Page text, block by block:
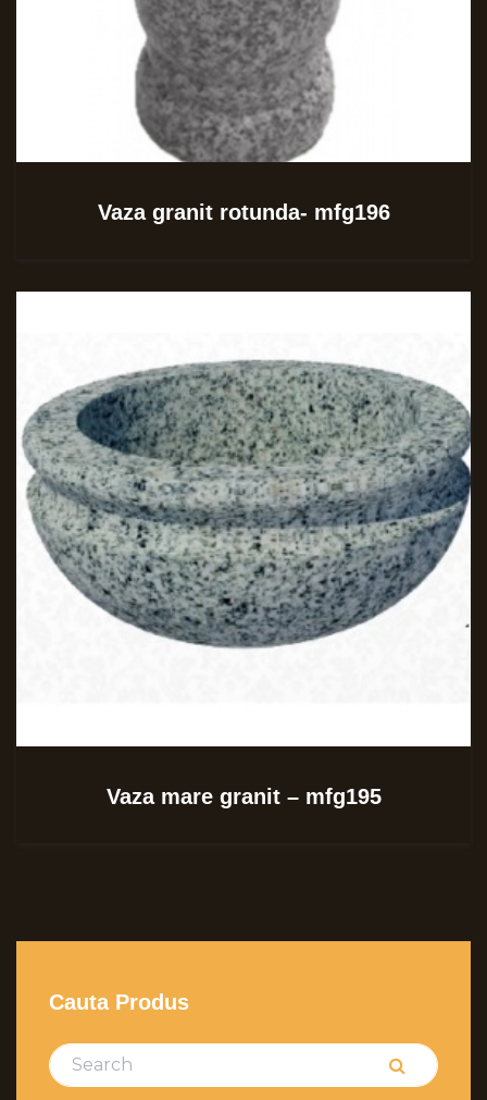
Vaza granit rotunda- mfg196
Vaza mare granit – mfg195
Cauta Produs
Search for: Search